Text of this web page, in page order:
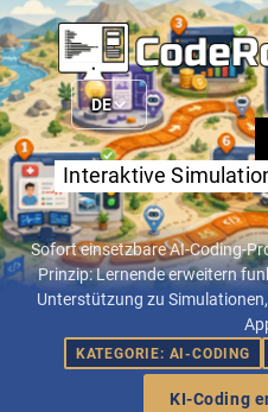
DE
Interaktive
Sofort einsetzbare AI-Coding-
Prinzip: Lernende erweitern
Unterstützung zu
KATEGORIE: AI-CODING
KI-Coding